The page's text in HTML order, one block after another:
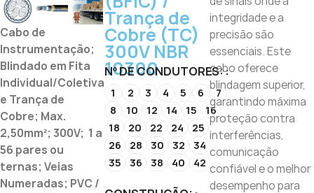
Cabo de
Instrumentação;
Blindado em Fita
Individual/Coletiva
e Trança de
Cobre; Max.
2,50mm²; 300V; 1 a
56 pares ou
ternas; Veias
Numeradas; PVC /
Trança de
Cobre (TC)
300V NBR
10300
Nº DE CONDUTORES:
1 2 3 4 5 6
7
8
10 12 14 15
16
18
20 22 24
25
26
28 30 32
34
35
36 38 40 42
integridade e a
precisão são
essenciais. Este
cabo oferece
blindagem superior,
garantindo máxima
proteção contra
interferências,
comunicação
confiável e o melhor
desempenho para